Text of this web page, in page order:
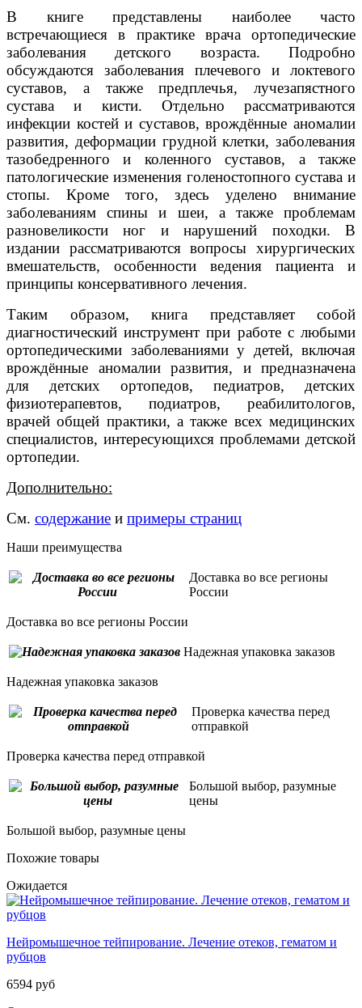
В книге представлены наиболее часто
встречающиеся в практике врача ортопедические
заболевания детского возраста. Подробно
обсуждаются заболевания плечевого и локтевого
суставов, а также предплечья, лучезапястного
сустава и кисти. Отдельно рассматриваются
инфекции костей и суставов, врождённые аномалии
развития, деформации грудной клетки, заболевания
тазобедренного и коленного суставов, а также
патологические изменения голеностопного сустава и
стопы. Кроме того, здесь уделено внимание
заболеваниям спины и шеи, а также проблемам
разновеликости ног и нарушений походки. В
издании рассматриваются вопросы хирургических
вмешательств, особенности ведения пациента и
принципы консервативного лечения.
Таким образом, книга представляет собой
диагностический инструмент при работе с любыми
ортопедическими заболеваниями у детей, включая
врождённые аномалии развития, и предназначена
для детских ортопедов, педиатров, детских
физиотерапевтов, подиатров, реабилитологов,
врачей общей практики, а также всех медицинских
специалистов, интересующихся проблемами детской
ортопедии.
Дополнительно:
См. содержание и примеры страниц
Наши преимущества
Доставка во все регионы
России
Доставка во все регионы России
Надежная упаковка заказов
Надежная упаковка заказов
Проверка качества перед
отправкой
Проверка качества перед отправкой
Большой выбор, разумные
цены
Большой выбор, разумные цены
Похожие товары
Ожидается
Нейромышечное тейпирование. Лечение отеков, гематом и
рубцов
6594 руб